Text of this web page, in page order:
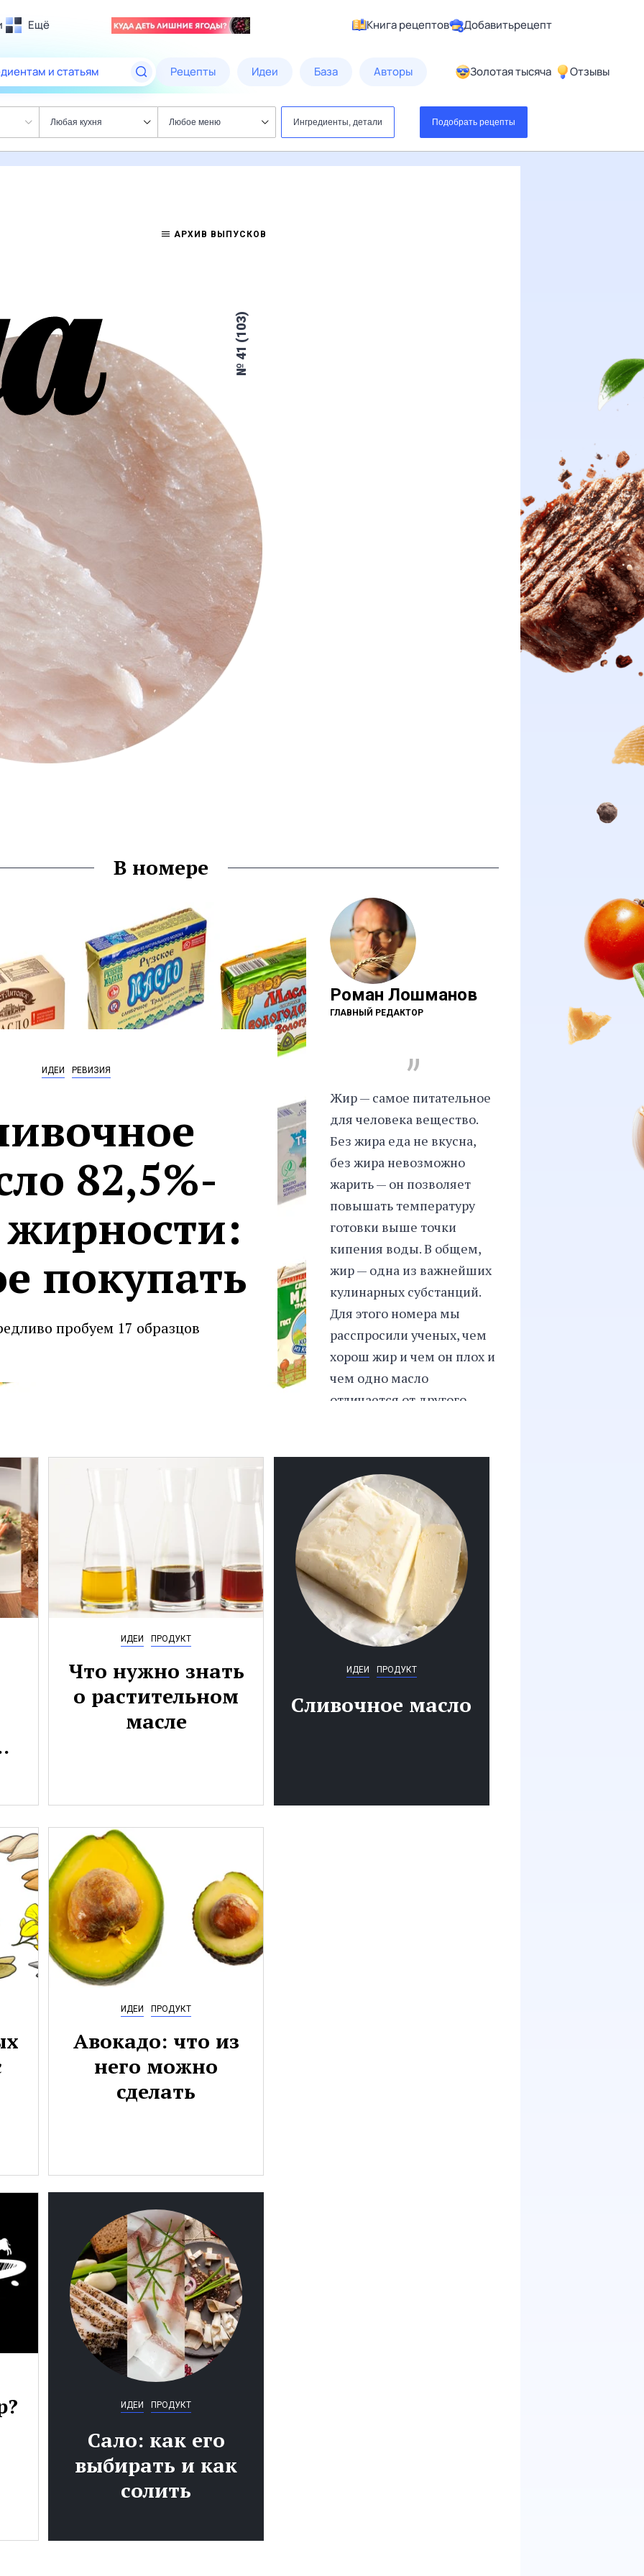
Ещё
Поиск
Погода
Книга рецептов Добавитьрецепт
и статьям Рецепты Идеи База Авторы Золотая тысяча Отзывы
Любая кухня Любое меню Ингредиенты, детали Подобрать рецепты
АРХИВ ВЫПУСКОВ
№ 41 (103)
В номере
ИДЕИ РЕВИЗИЯ
82,5%-
покупать
пробуем 17 образцов
Роман Лошманов
ГЛАВНЫЙ РЕДАКТОР
„
Жир — самое питательное
для человека вещество.
Без жира еда не вкусна,
без жира невозможно
жарить — он позволяет
повышать температуру
готовки выше точки
кипения воды. В общем,
жир — одна из важнейших
кулинарных субстанций.
Для этого номера мы
расспросили ученых, чем
хорош жир и чем он плох и
чем одно масло
отличается от другого,
использовать разные
растительные масла и
курдючный жир. Гид по
салу в номере тоже есть,
как без него.
— Роман Лошманов
“
ИДЕИ ПРОДУКТ
Что нужно знать
о растительном
масле
ИДЕИ ПРОДУКТ
Сливочное масло
ИДЕИ ПРОДУКТ
Авокадо: что из
него можно
сделать
ИДЕИ ПРОДУКТ
Сало: как его
выбирать и как
солить